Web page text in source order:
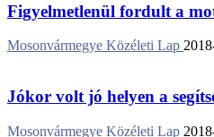
Figyelmetlenül fordult a
Mosonvármegye Közéleti Lap
Jókor volt jó helyen a
Mosonvármegye Közéleti Lap